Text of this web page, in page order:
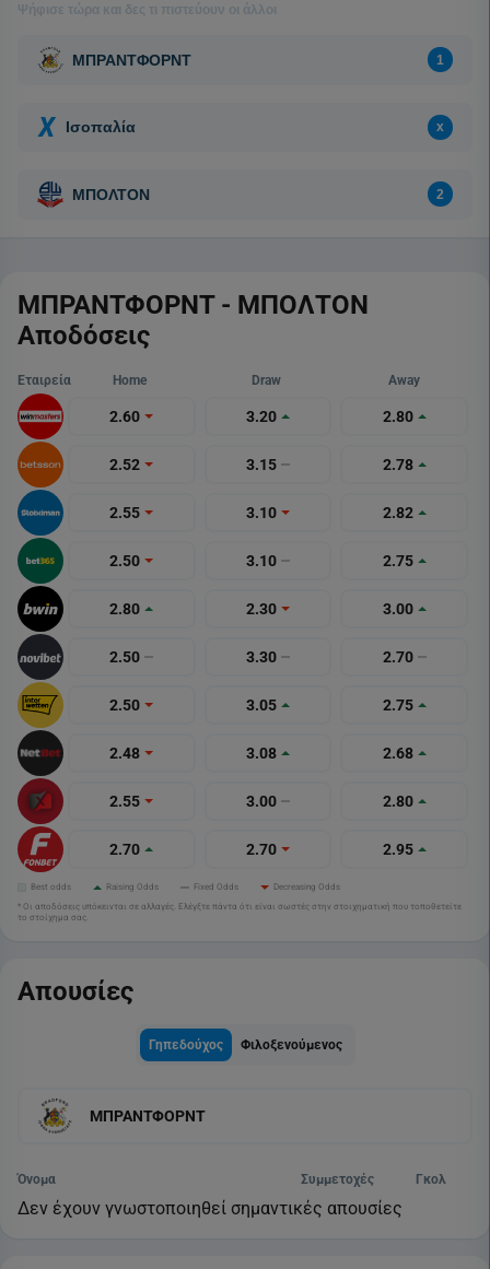
ΜΠΡΑΝΤΦΟΡΝΤ - ΜΠΟΛΤΟΝ
Αποδόσεις
Εταιρεία Home Draw Away
2.60 3.20 2.80
2.52 3.15 2.78
2.55 3.10 2.82
2.50 3.10 2.75
2.80 2.30 3.00
2.50 3.30 2.70
2.50 3.05 2.75
2.48 3.08 2.68
2.55 3.00 2.80
2.70 2.70 2.95
Best odds Raising Odds Fixed Odds
Decreasing Odds
* Οι αποδόσεις υπόκεινται σε αλλαγές. Ελέγξτε πάντα ότι είναι σωστές στην στοιχηματική που τοποθετείτε
το στοίχημα σας.
Απουσίες
Γηπεδούχος Φιλοξενούμενος
ΜΠΡΑΝΤΦΟΡΝΤ
Όνομα Συμμετοχές Γκολ
Δεν έχουν γνωστοποιηθεί σημαντικές απουσίες